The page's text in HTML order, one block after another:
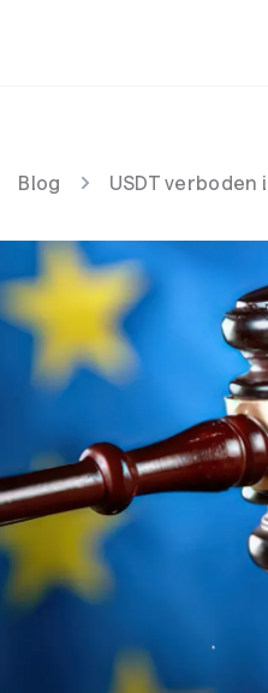
Blog USDT verboden